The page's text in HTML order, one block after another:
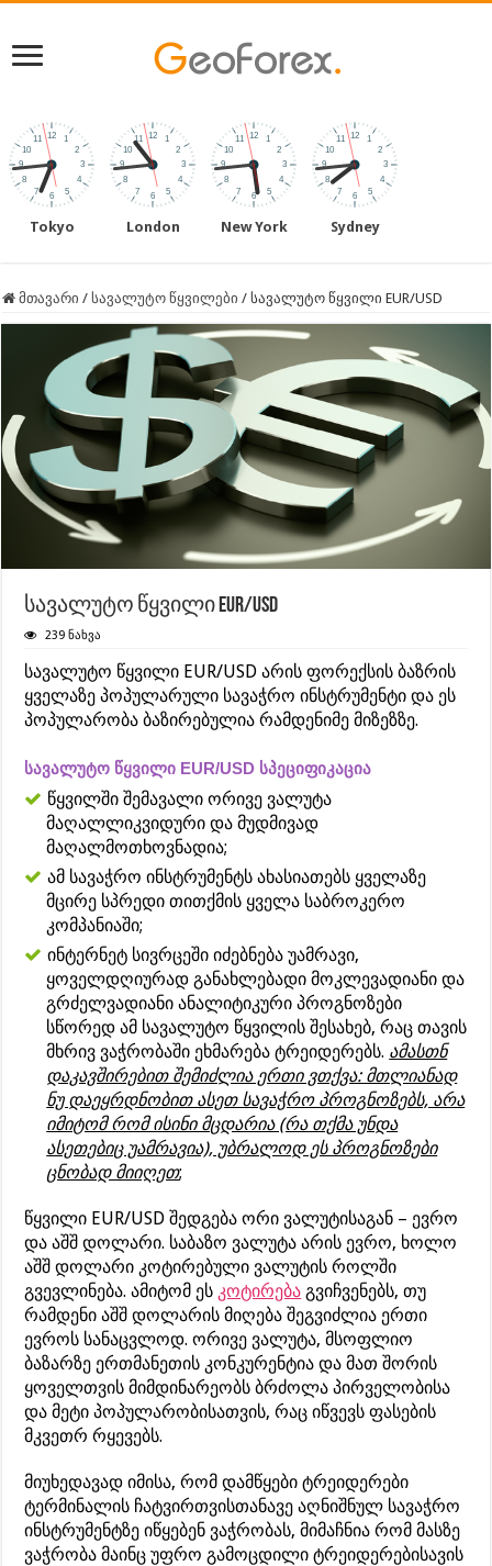
Tokyo London New York Sydney
მთავარი / სავალუტო წყვილები / სავალუტო წყვილი EUR/USD
სავალუტო წყვილი EUR/USD
239 ნახვა
სავალუტო წყვილი EUR/USD არის ფორექსის ბაზრის
ყველაზე პოპულარული სავაჭრო ინსტრუმენტი და ეს
პოპულარობა ბაზირებულია რამდენიმე მიზეზზე.
სავალუტო წყვილი EUR/USD სპეციფიკაცია
წყვილში შემავალი ორივე ვალუტა
მაღალლიკვიდური და მუდმივად
მაღალმოთხოვნადია;
ამ სავაჭრო ინსტრუმენტს ახასიათებს ყველაზე
მცირე სპრედი თითქმის ყველა საბროკერო
კომპანიაში;
ინტერნეტ სივრცეში იძებნება უამრავი,
ყოველდღიურად განახლებადი მოკლევადიანი და
გრძელვადიანი ანალიტიკური პროგნოზები
სწორედ ამ სავალუტო წყვილის შესახებ, რაც თავის
მხრივ ვაჭრობაში ეხმარება ტრეიდერებს. ამასთნ
დაკავშირებით შემიძლია ერთი ვთქვა: მთლიანად
ნუ დაეყრდნობით ასეთ სავაჭრო პროგნოზებს, არა
იმიტომ რომ ისინი მცდარია (რა თქმა უნდა
ასეთებიც უამრავია), უბრალოდ ეს პროგნოზები
ცნობად მიიღეთ;
წყვილი EUR/USD შედგება ორი ვალუტისაგან – ევრო
და აშშ დოლარი. საბაზო ვალუტა არის ევრო, ხოლო
აშშ დოლარი კოტირებული ვალუტის როლში
გვევლინება. ამიტომ ეს კოტირება გვიჩვენებს, თუ
რამდენი აშშ დოლარის მიღება შეგვიძლია ერთი
ევროს სანაცვლოდ. ორივე ვალუტა, მსოფლიო
ბაზარზე ერთმანეთის კონკურენტია და მათ შორის
ყოველთვის მიმდინარეობს ბრძოლა პირველობისა
და მეტი პოპულარობისათვის, რაც იწვევს ფასების
მკვეთრ რყევებს.
მიუხედავად იმისა, რომ დამწყები ტრეიდერები
ტერმინალის ჩატვირთვისთანავე აღნიშნულ სავაჭრო
ინსტრუმენტზე იწყებენ ვაჭრობას, მიმაჩნია რომ მასზე
ვაჭრობა მაინც უფრო გამოცდილი ტრეიდერებისავის